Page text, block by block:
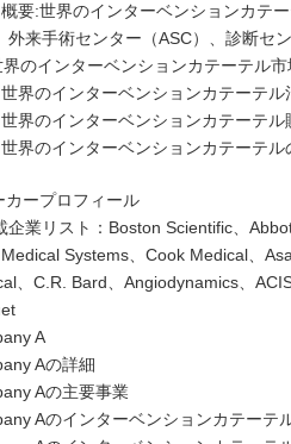
要:世界のインターベンションカテ
外来手術センター（ASC）、診断セ
のインターベンションカテーテル市
界のインターベンションカテーテ
界のインターベンションカテーテル
界のインターベンションカテーテル
カープロフィール
業リスト：Boston Scientific、
Systems、Cook Medical、
、C.R. Bard、Angiodynamics、
A
Aの詳細
Aの主要事業
Aのインターベンションカテーテ